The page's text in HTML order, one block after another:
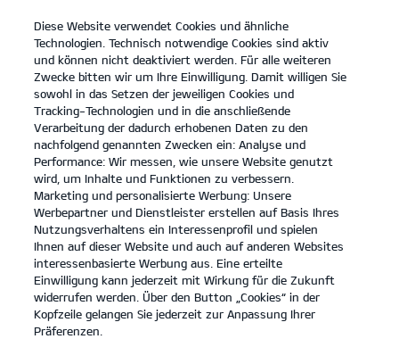
open
menu
KONTAKT
Diese Website verwendet Cookies und ähnliche
Technologien. Technisch notwendige Cookies sind aktiv
und können nicht deaktiviert werden. Für alle weiteren
Zwecke bitten wir um Ihre Einwilligung. Damit willigen Sie
sowohl in das Setzen der jeweiligen Cookies und
Tracking-Technologien und in die anschließende
Verarbeitung der dadurch erhobenen Daten zu den
nachfolgend genannten Zwecken ein: Analyse und
Performance: Wir messen, wie unsere Website genutzt
wird, um Inhalte und Funktionen zu verbessern.
Marketing und personalisierte Werbung: Unsere
Werbepartner und Dienstleister erstellen auf Basis Ihres
Nutzungsverhaltens ein Interessenprofil und spielen
Ihnen auf dieser Website und auch auf anderen Websites
interessenbasierte Werbung aus. Eine erteilte
Einwilligung kann jederzeit mit Wirkung für die Zukunft
widerrufen werden. Über den Button „Cookies“ in der
Kopfzeile gelangen Sie jederzeit zur Anpassung Ihrer
Präferenzen.